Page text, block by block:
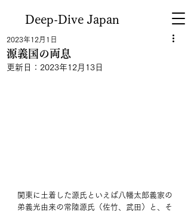
Deep-Dive Japan
源義国の両息
2023年12月1日
更新日： 2023年12月13日
関東に土着した源氏といえば八幡太郎義家の
弟義光由来の常陸源氏（佐竹、武田）と、そ